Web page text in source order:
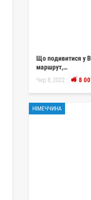
Що подивитися у
маршрут,…
Чер 8, 2022 8
НІМЕЧЧИНА